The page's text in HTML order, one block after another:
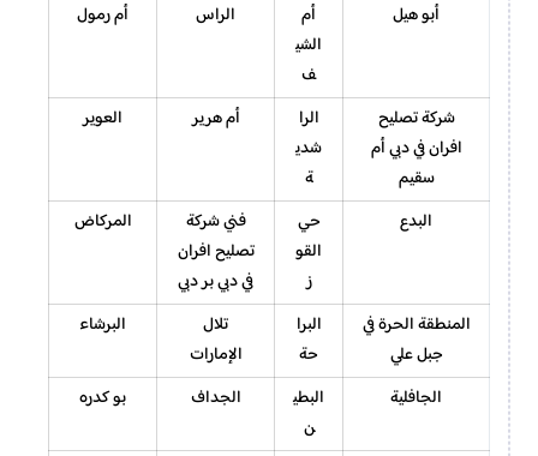
أبو هيل
أم
الشي
ف
الراس أم رمول
شركة تصليح
افران في دبي أم
سقيم
الرا
شدي
ة
أم هرير العوير
البدع
حي
القو
ز
فني شركة
تصليح افران
في دبي بر دبي
المركاض
المنطقة الحرة في
جبل علي
البرا
حة
تلال
الإمارات
البرشاء
الجافلية
البطي
ن
الجداف بو كدره